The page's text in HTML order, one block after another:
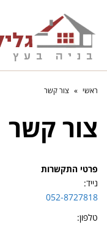
ראשי » צור קשר
צור קשר
פרטי התקשרות
נייד:
052-8727818
טלפון: